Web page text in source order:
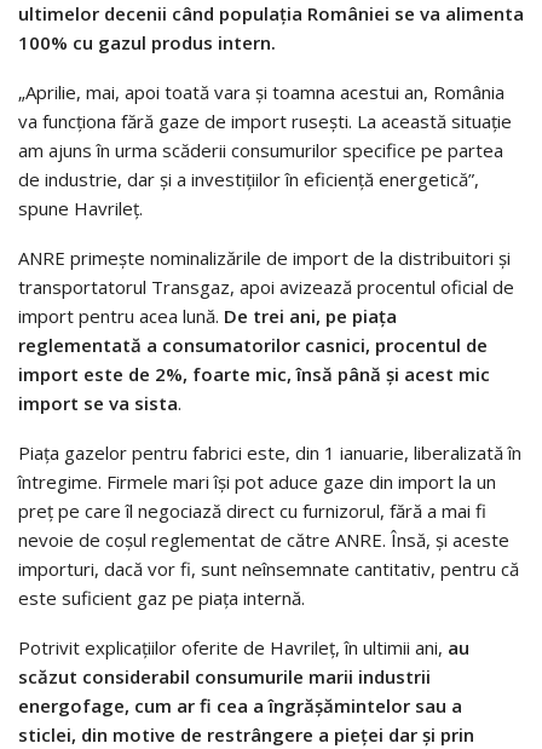
ultimelor decenii când populaţia României se va alimenta
100% cu gazul produs intern.
„Aprilie, mai, apoi toată vara şi toamna acestui an, România
va funcţiona fără gaze de import ruseşti. La această situaţie
am ajuns în urma scăderii consumurilor specifice pe partea
de industrie, dar şi a investiţiilor în eficienţă energetică”,
spune Havrileţ.
ANRE primeşte nominalizările de import de la distribuitori şi
transportatorul Transgaz, apoi avizează procentul oficial de
import pentru acea lună. De trei ani, pe piaţa
reglementată a consumatorilor casnici, procentul de
import este de 2%, foarte mic, însă până şi acest mic
import se va sista.
Piaţa gazelor pentru fabrici este, din 1 ianuarie, liberalizată în
întregime. Firmele mari îşi pot aduce gaze din import la un
preţ pe care îl negociază direct cu furnizorul, fără a mai fi
nevoie de coşul reglementat de către ANRE. Însă, şi aceste
importuri, dacă vor fi, sunt neînsemnate cantitativ, pentru că
este suficient gaz pe piaţa internă.
Potrivit explicaţiilor oferite de Havrileţ, în ultimii ani, au
scăzut considerabil consumurile marii industrii
energofage, cum ar fi cea a îngrăşămintelor sau a
sticlei, din motive de restrângere a pieţei dar şi prin